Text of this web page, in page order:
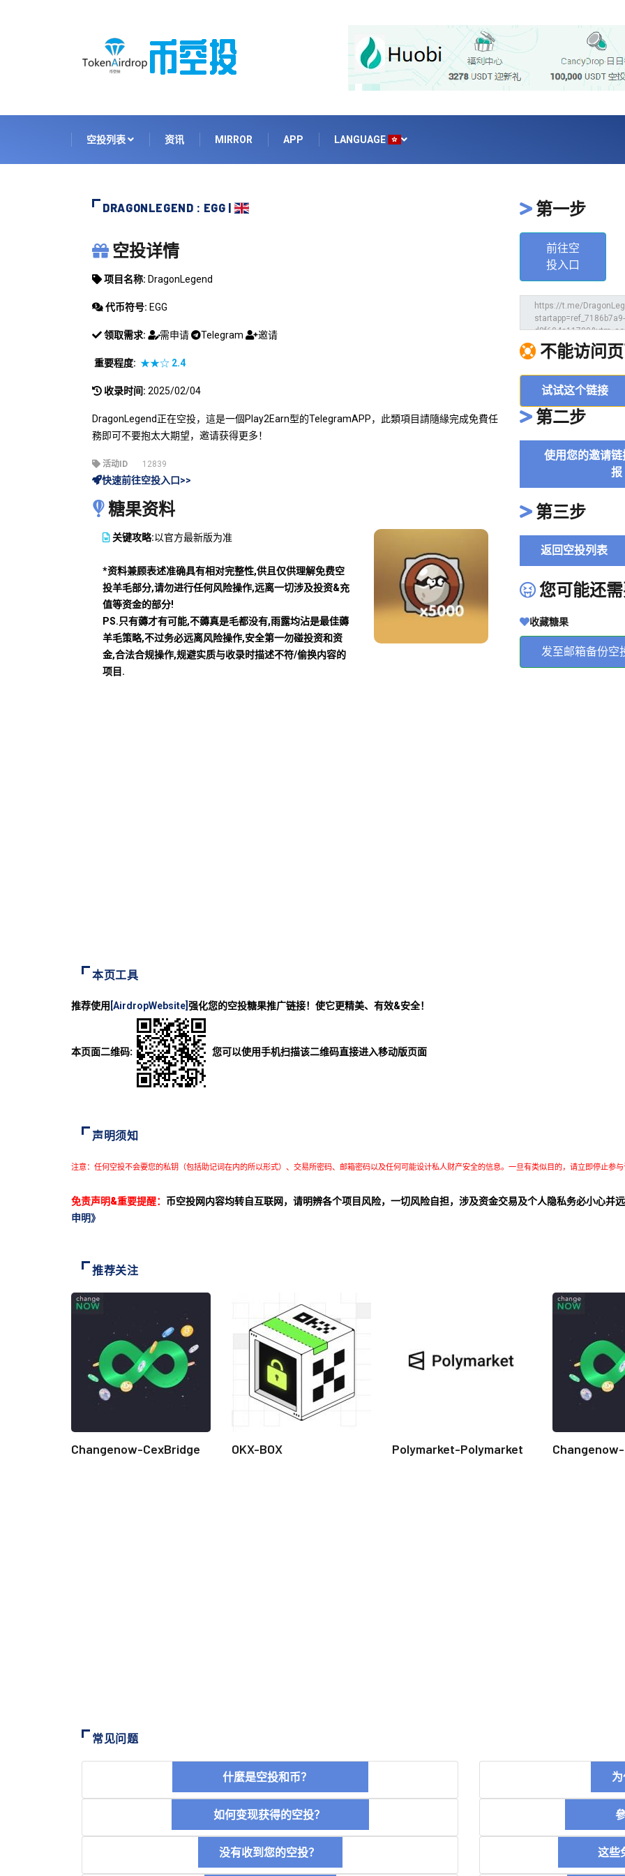
空投列表 资讯 MIRROR APP LANGUAGE
DRAGONLEGEND : EGG |
DRAGONLEGEND
空投详情
项目名称: DragonLegend
代币符号: EGG
领取需求: 需申请 Telegram 邀请
重要程度: ★★☆ 2.4
收录时间: 2025/02/04
DragonLegend正在空投，這是一個Play2Earn型的TelegramAPP，此類項目請隨緣完成免費任
務即可不要抱太大期望，邀请获得更多！
活动ID 12839
快速前往空投入口>>
糖果资料
关键攻略:以官方最新版为准
*资料兼顾表述准确具有相对完整性,供且仅供理解免费空
投羊毛部分,请勿进行任何风险操作,远离一切涉及投资&充
值等资金的部分!
PS.只有薅才有可能,不薅真是毛都没有,雨露均沾是最佳薅
羊毛策略,不过务必远离风险操作,安全第一勿碰投资和资
金,合法合规操作,规避实质与收录时描述不符/偷换内容的
项目.
第一步
前往空
投入口
不能访问
试试这个链接
第二步
使用您的邀请
报
第三步
返回空投列表
您可能还
收藏糖果
发至邮箱备份空
本页工具
推荐使用 [AirdropWebsite] 强化您的空投糖果推广链接！使它更精美、有效&安全！
本页面二维码: 您可以使用手机扫描该二维码直接进入移动版页面
声明须知
注意：任何空投不会要您的私钥（包括助记词在内的所以形式）、交易所密码、邮箱密码以及任何可能设计私人财产安全的信息。一旦有类似目的，请立即停止参
免责声明&重要提醒： 币空投网内容均转自互联网，请明辨各个项目风险，一切风险自担，涉及资金交易及个人隐私务必小心并
申明》
推荐关注
Changenow-CexBridge OKX-BOX Polymarket-Polymarket
常见问题
什麼是空投和币？
如何变现获得的空投？ 參
没有收到您的空投？ 这些